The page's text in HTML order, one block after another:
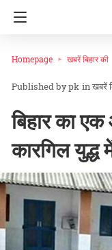
Homepage खबरें बिहार की
pk inखबरें
बिहार का
कारगिल युद्ध